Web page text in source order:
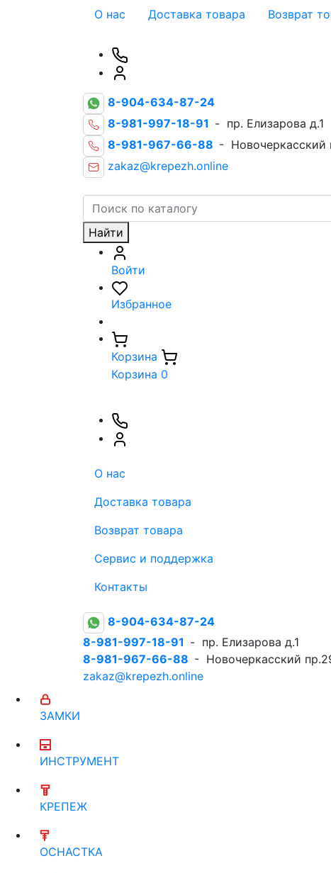
О нас Доставка товара Возврат
8-904-634-87-24
8-981-997-18-91 - пр. Елизарова д.1
8-981-967-66-88 - Новочеркасский
zakaz@krepezh.online
Найти
Войти
Избранное
Корзина
Корзина 0
О нас
Доставка товара
Возврат товара
Сервис и поддержка
Контакты
8-904-634-87-24
8-981-997-18-91 - пр. Елизарова д.1
8-981-967-66-88 - Новочеркасский
zakaz@krepezh.online
ЗАМКИ
ИНСТРУМЕНТ
КРЕПЕЖ
ОСНАСТКА